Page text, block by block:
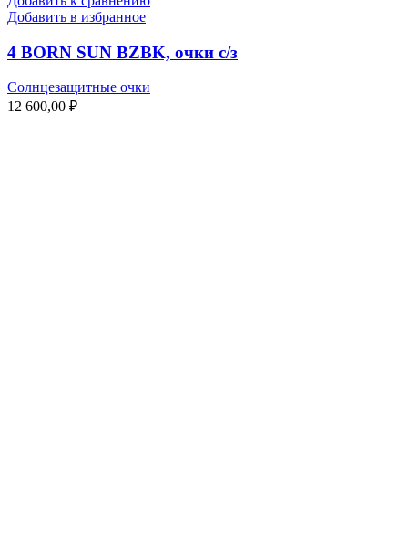
Добавить в избранное
4 BORN SUN BZBK, очки с/з
Солнцезащитные очки
12 600,00 ₽